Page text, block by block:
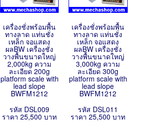
เครื่องชั่งพร้อมพื้น
ทางลาด แท่นชั่ง
เหล็ก จอแสดง
ผลBW เครื่องชั่ง
วางพื้นขนาดใหญ่
2,000kg ความ
ละเอียด 200g
platform scale with
lead slope
BWFM1212
รหัส DSL009
ราคา 25,500 บาท
เครื่องชั่งพร้อมพื้น
ทางลาด แท่นชั่ง
เหล็ก จอแสดง
ผลBW เครื่องชั่ง
วางพื้นขนาดใหญ่
3,000kg ความ
ละเอียด 300g
platform scale with
lead slope
BWFM1212
รหัส DSL011
ราคา 25,500 บาท